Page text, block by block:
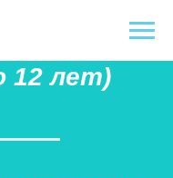
12 лет)